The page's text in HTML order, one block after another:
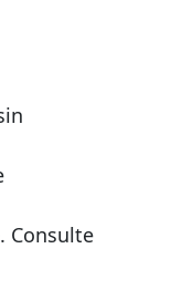
Consulte